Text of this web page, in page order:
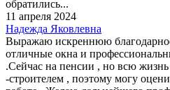
обратились...
11 апреля 2024
Надежда Яковлевна
Выражаю искреннюю
отличные окна и
.Сейчас на пенсии , но всю
-строителем , поэтому могу